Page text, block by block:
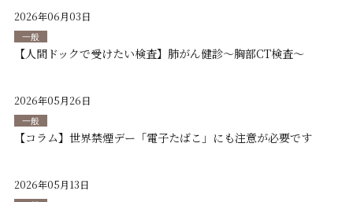
2026年06月03日
一般
【人間ドックで受けたい検査】肺がん健診～胸部CT検査～
2026年05月26日
一般
【コラム】世界禁煙デー「電子たばこ」にも注意が必要です
2026年05月13日